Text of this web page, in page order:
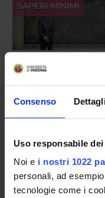
Consenso
Uso responsabile
Noi e i nostri 1022
personali, ad
tecnologie come i
SAPERI MINIMI
VIDEOTECA "PIETRO
ROVEDA"
VIDEO EVENTI
MISSIONE